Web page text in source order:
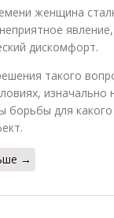
женщина
дискомфорт.
такого
изначально
борьбы для
→